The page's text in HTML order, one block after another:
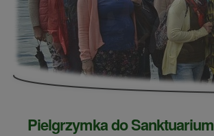
Pielgrzymka do Sanktuarium